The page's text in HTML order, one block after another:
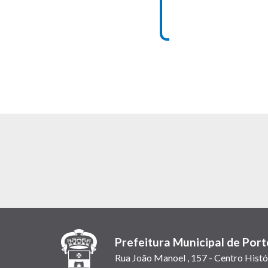
Prefeitura Municipal de
Rua João Manoel , 157 - Centro